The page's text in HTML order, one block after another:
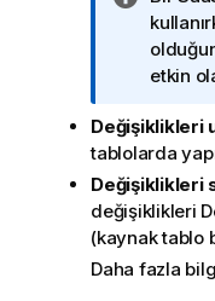
i
l
g
n
o
t
u
etkin
Değişiklikleri
tablolarda
Değişiklikleri
değişiklikleri
(kaynak tablo
Daha fazla